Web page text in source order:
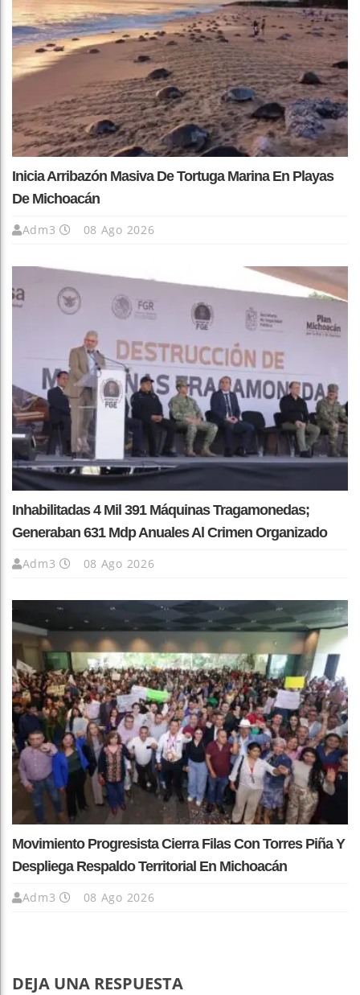
Inicia Arribazón Masiva De Tortuga Marina En Playas
De Michoacán
Adm3 08 Ago 2026
Inhabilitadas 4 Mil 391 Máquinas Tragamonedas;
Generaban 631 Mdp Anuales Al Crimen Organizado
Adm3 08 Ago 2026
Movimiento Progresista Cierra Filas Con Torres Piña Y
Despliega Respaldo Territorial En Michoacán
Adm3 08 Ago 2026
DEJA UNA RESPUESTA